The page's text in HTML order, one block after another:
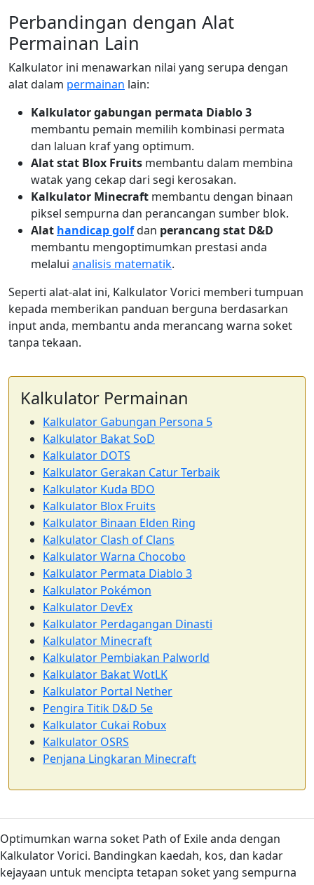
Perbandingan dengan Alat
Permainan Lain
Kalkulator ini menawarkan nilai yang serupa dengan
alat dalam permainan lain:
Kalkulator gabungan permata Diablo 3
membantu pemain memilih kombinasi permata
dan laluan kraf yang optimum.
Alat stat Blox Fruits membantu dalam membina
watak yang cekap dari segi kerosakan.
Kalkulator Minecraft membantu dengan binaan
piksel sempurna dan perancangan sumber blok.
Alat handicap golfdan perancang stat D&D
membantu mengoptimumkan prestasi anda
melalui analisis matematik.
Seperti alat-alat ini, Kalkulator Vorici memberi tumpuan
kepada memberikan panduan berguna berdasarkan
input anda, membantu anda merancang warna soket
tanpa tekaan.
Kalkulator Permainan
Kalkulator Gabungan Persona 5
Kalkulator Bakat SoD
Kalkulator DOTS
Kalkulator Gerakan Catur Terbaik
Kalkulator Kuda BDO
Kalkulator Blox Fruits
Kalkulator Binaan Elden Ring
Kalkulator Clash of Clans
Kalkulator Warna Chocobo
Kalkulator Permata Diablo 3
Kalkulator Pokémon
Kalkulator DevEx
Kalkulator Perdagangan Dinasti
Kalkulator Minecraft
Kalkulator Pembiakan Palworld
Kalkulator Bakat WotLK
Kalkulator Portal Nether
Pengira Titik D&D 5e
Kalkulator Cukai Robux
Kalkulator OSRS
Penjana Lingkaran Minecraft
Optimumkan warna soket Path of Exile anda dengan
Kalkulator Vorici. Bandingkan kaedah, kos, dan kadar
kejayaan untuk mencipta tetapan soket yang sempurna